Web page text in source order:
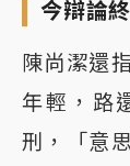
今辯論
陳尚潔還
年輕，路
刑，「意